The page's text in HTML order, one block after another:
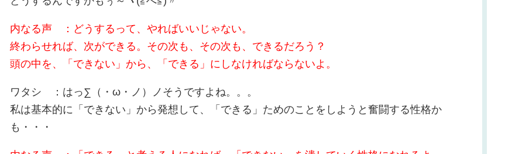
内なる声 ：どうするって、やればいいじゃない。
終わらせれば、次ができる。その次も、その次も、できるだろう？
頭の中を、「できない」から、「できる」にしなければならないよ。
ワタシ ：はっ∑（・ω・ノ）ノそうですよね。。。
私は基本的に「できない」から発想して、「できる」ためのことをしようと奮闘する性格か
も・・・